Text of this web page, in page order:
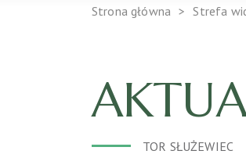
Strona główna Strefa
TOR SŁUŻEWIEC